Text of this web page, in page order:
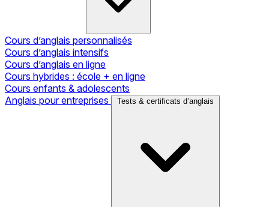
Cours d’anglais personnalisés
Cours d’anglais intensifs
Cours d’anglais en ligne
Cours hybrides : école + en ligne
Cours enfants & adolescents
Anglais pour entreprises
Tests & certificats d’anglais